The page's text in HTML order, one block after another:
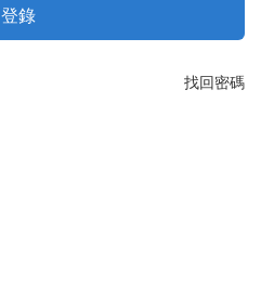
登錄
找回密碼